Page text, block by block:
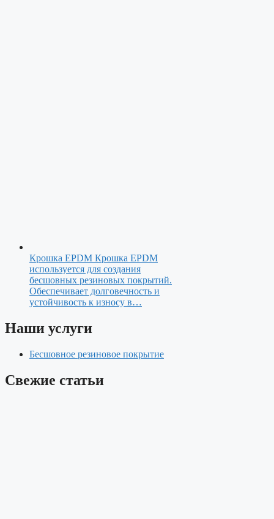
Крошка EPDM Крошка EPDM
используется для создания
бесшовных резиновых покрытий.
Обеспечивает долговечность и
устойчивость к износу в…
Наши услуги
Бесшовное резиновое покрытие
Свежие статьи